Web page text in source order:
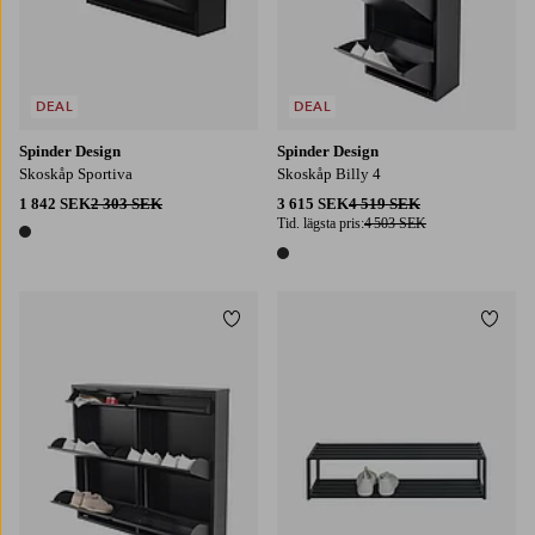
Spinder Design
Skoskåp Sportiva
1 842 SEK2 303 SEK
1 färg
DEAL
Spinder Design
Skoskåp Billy 4
3 615 SEK4 519 SEK
Tid. lägsta pris:4 503 SEK
1 färg
DEAL
Lägg till i favoriter